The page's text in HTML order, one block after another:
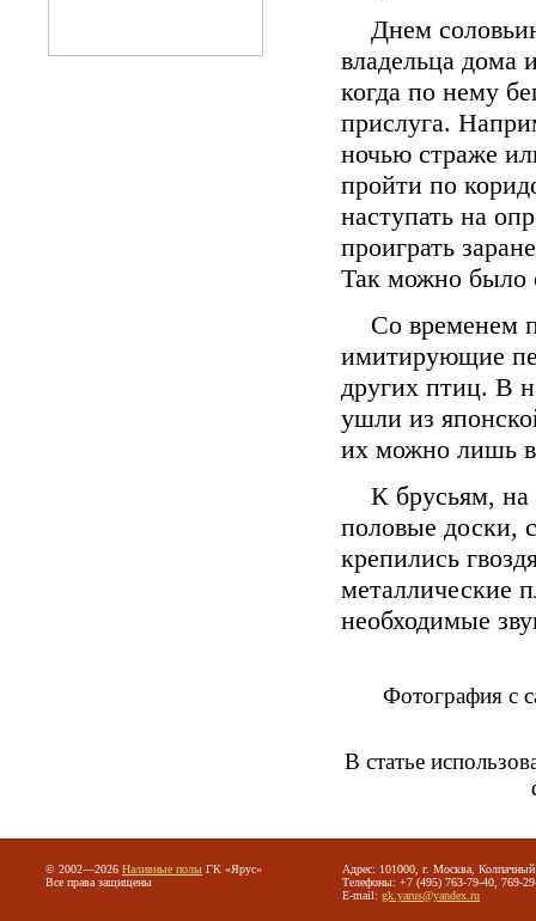
Днем
владельца дома
когда по нему
прислуга.
ночью страже
пройти по
наступать на
проиграть
Так можно было
Со временем
имитирующие
других птиц. В
ушли из
их можно лишь
К брусьям, на
половые доски,
крепились
металлические
необходимые
Фотография с
В статье
© 2002—2026 Наливные полы ГК «Ярус»
Все права защищены
Адрес: 101000, г. Москва,
Телефоны: +7 (495) 763-79-40, 769-
E-mail: gk.yarus@yandex.ru